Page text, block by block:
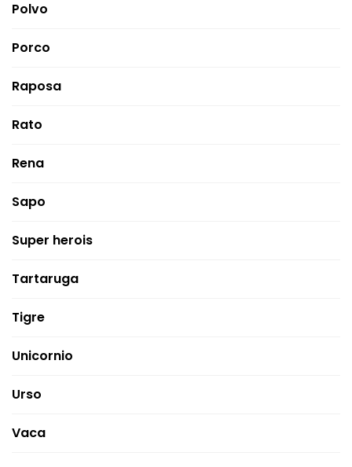
Polvo
Porco
Raposa
Rato
Rena
Sapo
Super herois
Tartaruga
Tigre
Unicornio
Urso
Vaca